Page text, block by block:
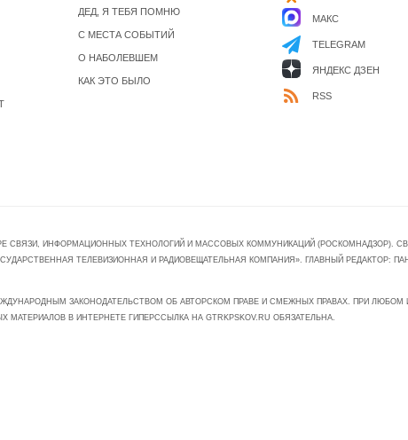
ДЕД, Я ТЕБЯ ПОМНЮ
С МЕСТА СОБЫТИЙ
О НАБОЛЕВШЕМ
КАК ЭТО БЫЛО
МАКС
TELEGRAM
ЯНДЕКС ДЗЕН
RSS
СВЯЗИ, ИНФОРМАЦИОННЫХ ТЕХНОЛОГИЙ И МАССОВЫХ КОММУНИКАЦИЙ (РОСКОМНАДЗОР).
ТЕЛЕВИЗИОННАЯ И РАДИОВЕЩАТЕЛЬНАЯ КОМПАНИЯ». ГЛАВНЫЙ РЕДАКТОР:
ЗАКОНОДАТЕЛЬСТВОМ ОБ АВТОРСКОМ ПРАВЕ И СМЕЖНЫХ ПРАВАХ. ПРИ ЛЮБОМ
В ИНТЕРНЕТЕ ГИПЕРССЫЛКА НА GTRKPSKOV.RU ОБЯЗАТЕЛЬНА.